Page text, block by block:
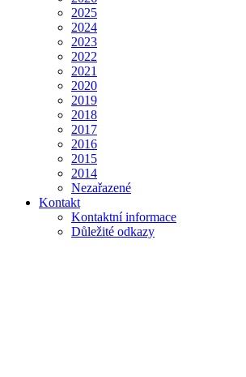
2025
2024
2023
2022
2021
2020
2019
2018
2017
2016
2015
2014
Nezařazené
Kontakt
Kontaktní informace
Důležité odkazy